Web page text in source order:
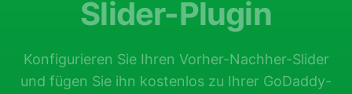
Slider-Plugin
Konfigurieren Sie Ihren Vorher-Nachher-Slider
und fügen Sie ihn kostenlos zu Ihrer GoDaddy-